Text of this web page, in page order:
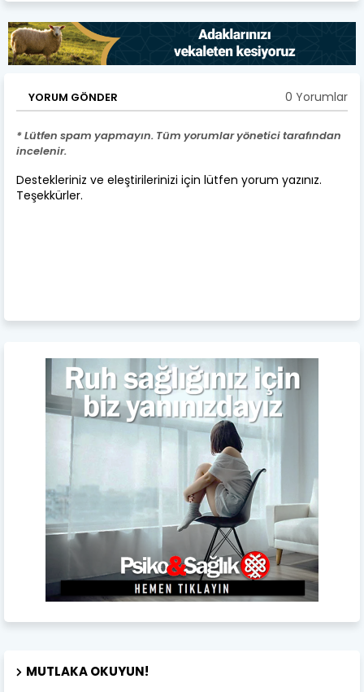
YORUM GÖNDER 0 Yorumlar
* Lütfen spam yapmayın. Tüm yorumlar yönetici tarafından
incelenir.
Destekleriniz ve eleştirilerinizi için lütfen yorum yazınız.
Teşekkürler.
MUTLAKA OKUYUN!